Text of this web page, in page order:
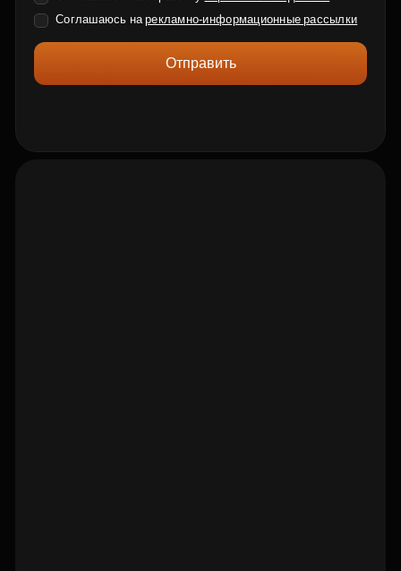
Соглашаюсь нарекламно-информационные рассылки
Отправить